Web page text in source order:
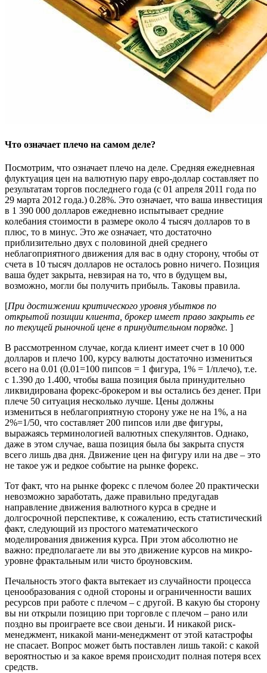
Что означает плечо на самом деле?
Посмотрим, что означает плечо на деле. Средняя ежедневная
флуктуация цен на валютную пару евро-доллар составляет по
результатам торгов последнего года (с 01 апреля 2011 года по
29 марта 2012 года.) 0.28%. Это означает, что ваша инвестиция
в 1 390 000 долларов ежедневно испытывает средние
колебания стоимости в размере около 4 тысяч долларов то в
плюс, то в минус. Это же означает, что достаточно
приблизительно двух с половиной дней среднего
неблагоприятного движения для вас в одну сторону, чтобы от
счета в 10 тысяч долларов не осталось ровно ничего. Позиция
ваша будет закрыта, невзирая на то, что в будущем вы,
возможно, могли бы получить прибыль. Таковы правила.
[При достижении критического уровня убытков по
открытой позиции клиента, брокер имеет право закрыть ее
по текущей рыночной цене в принудительном порядке. ]
В рассмотренном случае, когда клиент имеет счет в 10 000
долларов и плечо 100, курсу валюты достаточно измениться
всего на 0.01 (0.01=100 пипсов = 1 фигура, 1% = 1/плечо), т.е.
с 1.390 до 1.400, чтобы ваша позиция была принудительно
ликвидирована форекс-брокером и вы остались без денег. При
плече 50 ситуация несколько лучше. Цены должны
измениться в неблагоприятную сторону уже не на 1%, а на
2%=1/50, что составляет 200 пипсов или две фигуры,
выражаясь терминологией валютных спекулянтов. Однако,
даже в этом случае, ваша позиция была бы закрыта спустя
всего лишь два дня. Движение цен на фигуру или на две – это
не такое уж и редкое событие на рынке форекс.
Тот факт, что на рынке форекс с плечом более 20 практически
невозможно заработать, даже правильно предугадав
направление движения валютного курса в средне и
долгосрочной перспективе, к сожалению, есть статистический
факт, следующий из простого математического
моделирования движения курса. При этом абсолютно не
важно: предполагаете ли вы это движение курсов на микро-
уровне фрактальным или чисто броуновским.
Печальность этого факта вытекает из случайности процесса
ценообразования с одной стороны и ограниченности ваших
ресурсов при работе с плечом – с другой. В какую бы сторону
вы ни открыли позицию при торговле с плечом – рано или
поздно вы проиграете все свои деньги. И никакой риск-
менеджмент, никакой мани-менеджмент от этой катастрофы
не спасает. Вопрос может быть поставлен лишь такой: с какой
вероятностью и за какое время происходит полная потеря всех
средств.